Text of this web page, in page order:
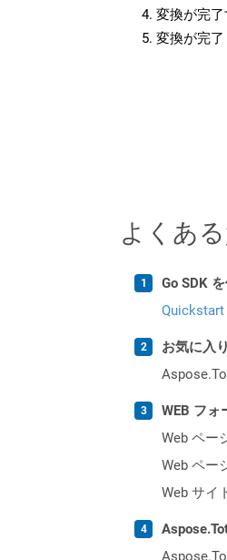
変換が完了
変換が完了
よくあ
Go SDK
Quickstart
お気に入
WEB フォ
Web ペー
Web ペー
Web サイ